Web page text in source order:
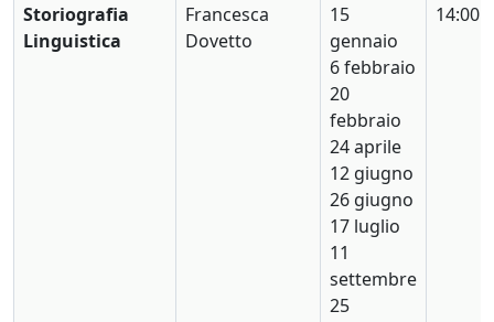
Storiografia
Linguistica
Francesca
Dovetto
15
gennaio
6 febbraio
20
febbraio
24 aprile
12 giugno
26 giugno
17 luglio
11
settembre
25
14:00